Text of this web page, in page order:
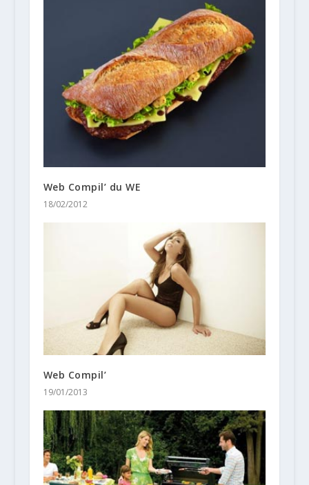
Web Compil’ du WE
18/02/2012
Web Compil’
19/01/2013